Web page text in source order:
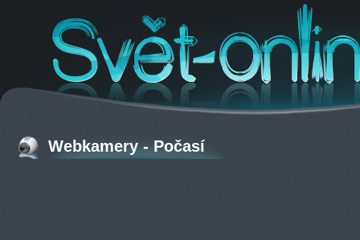
Webkamery - Počasí